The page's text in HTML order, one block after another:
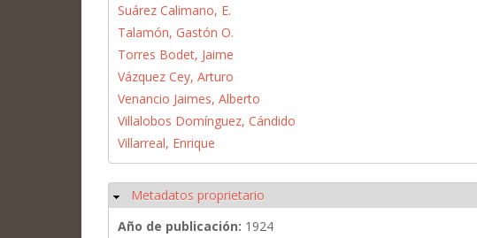
Suárez Calimano, E.
Talamón, Gastón O.
Torres Bodet, Jaime
Vázquez Cey, Arturo
Venancio Jaimes, Alberto
Villalobos Domínguez, Cándido
Villarreal, Enrique
Ocultar
Metadatos proprietario
Año de publicación: 1924